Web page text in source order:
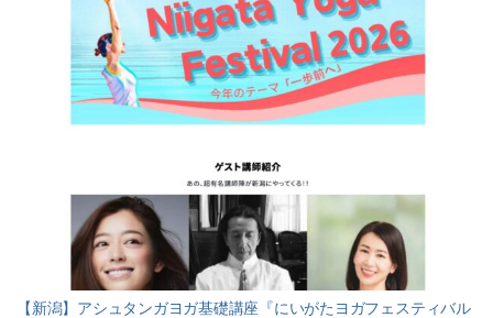
【新潟】アシュタンガヨガ基礎講座『にいがたヨガフェスティバル